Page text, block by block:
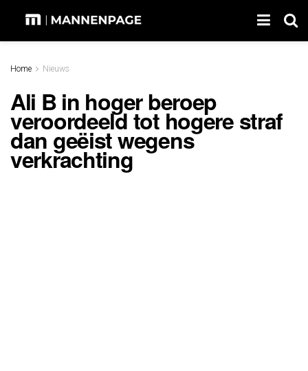
Home Nieuws
Ali B in hoger beroep
veroordeeld tot hogere straf
dan geëist wegens
verkrachting